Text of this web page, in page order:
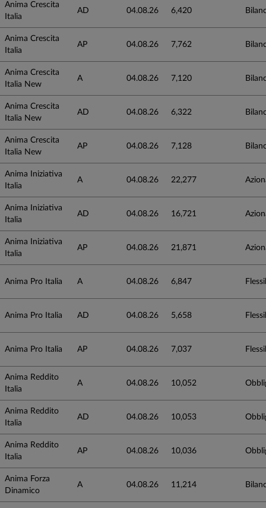
Anima Crescita
Italia
AD 04.08.26 6,420
Anima Crescita
Italia
AP 04.08.26 7,762
Anima Crescita
Italia New
A 04.08.26 7,120
Anima Crescita
Italia New
AD 04.08.26 6,322
Anima Crescita
Italia New
AP 04.08.26 7,128
Anima Iniziativa
Italia
A 04.08.26 22,277
Anima Iniziativa
Italia
AD 04.08.26 16,721
Anima Iniziativa
Italia
AP 04.08.26 21,871
Anima Pro Italia A 04.08.26 6,847
Anima Pro Italia AD 04.08.26 5,658
Anima Pro Italia AP 04.08.26 7,037
Anima Reddito
Italia
A 04.08.26 10,052
Anima Reddito
Italia
AD 04.08.26 10,053
Anima Reddito
Italia
AP 04.08.26 10,036
Anima Forza
Dinamico
A 04.08.26 11,214